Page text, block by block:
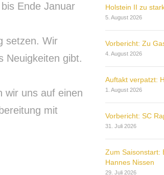
Ende Januar
setzen. Wir
Neuigkeiten gibt.
wir uns auf einen
mit
Holstein II zu
5. August 2026
Vorbericht: Zu
4. August 2026
Auftakt verpatzt:
1. August 2026
Vorbericht: SC
31. Juli 2026
Zum Saisonstart:
Hannes Nissen
29. Juli 2026